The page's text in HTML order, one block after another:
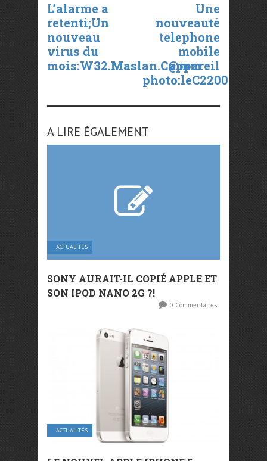
L’alarme a
retenti;Un
nouveau
virus du
mois:W32.Maslan.C@mm
Une
nouveauté
telephone
mobile
appareil
photo:leC2200
A LIRE ÉGALEMENT
ACTUALITÉS
SONY AURAIT-IL COPIÉ APPLE ET
SON IPOD NANO 2G ?!
0 Commentaires
ACTUALITÉS